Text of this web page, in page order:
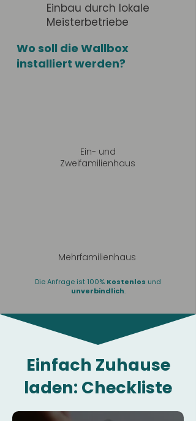
Einbau durch lokale
Meisterbetriebe
Wo soll die Wallbox
installiert werden?
Ein- und
Zweifamilienhaus
Mehrfamilienhaus
Die Anfrage ist 100% Kostenlos und
unverbindlich.
Einfach Zuhause
laden: Checkliste